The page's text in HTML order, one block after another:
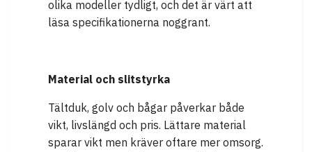
olika modeller tydligt, och det är värt att
läsa specifikationerna noggrant.
Material och slitstyrka
Tältduk, golv och bågar påverkar både
vikt, livslängd och pris. Lättare material
sparar vikt men kräver oftare mer omsorg.